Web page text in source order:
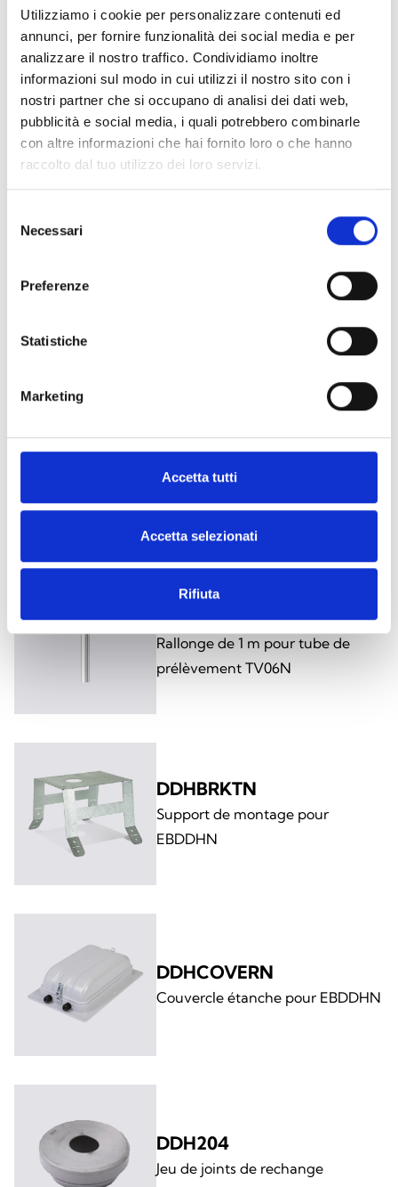
Utilizziamo i cookie per personalizzare contenuti ed
annunci, per fornire funzionalità dei social media e per
analizzare il nostro traffico. Condividiamo inoltre
informazioni sul modo in cui utilizzi il nostro sito con i
nostri partner che si occupano di analisi dei dati web,
pubblicità e social media, i quali potrebbero combinarle
con altre informazioni che hai fornito loro o che hanno
raccolto dal tuo utilizzo dei loro servizi.
delNecessari
Preferenze
Statistiche
Marketing
Accetta tutti
Accetta selezionati
Rifiuta
arrow_back arrow_forward
Ce produit est disponible dans les versions
suivantes
Adaptateur universel pour
TV06N
Tube de prélèvement
TV06N-EXTEND
Rallonge de 1 m pour tube de
prélèvement TV06N
DDHBRKTN
Support de montage pour
EBDDHN
DDHCOVERN
Couvercle étanche pour EBDDHN
DDH204
Jeu de joints de rechange